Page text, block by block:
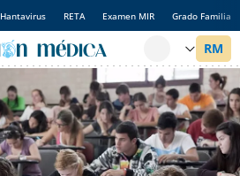
Hantavirus RETA Examen MIR Grado Familia